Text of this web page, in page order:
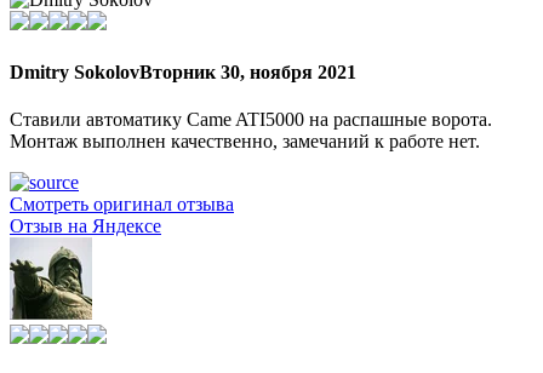
Dmitry SokolovВторник 30, ноября 2021
Ставили автоматику Came ATI5000 на распашные ворота.
Монтаж выполнен качественно, замечаний к работе нет.
Смотреть оригинал отзыва
Отзыв на Яндексе